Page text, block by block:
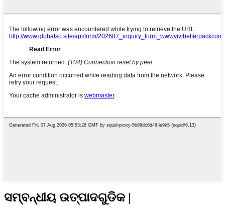
ସମ୍ବନ୍ଧୀୟ ଉତ୍ପାଦଗୁଡିକ |